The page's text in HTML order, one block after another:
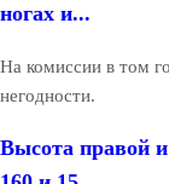
ногах и...
На комиссии в том
негодности.
Высота правой
Мы в России
Бесплатная